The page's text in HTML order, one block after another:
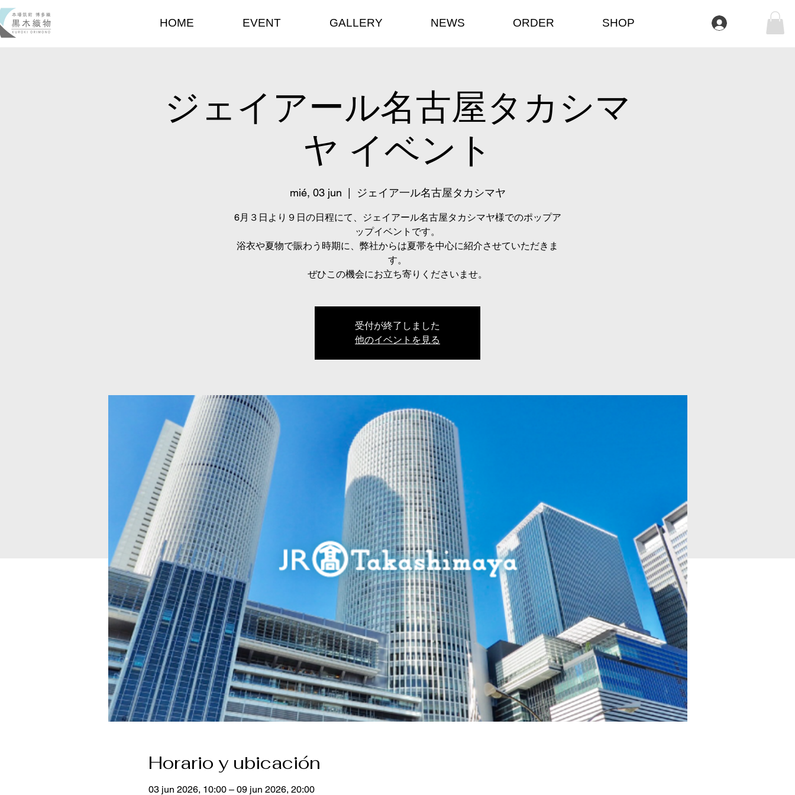
HOME EVENT GALLERY NEWS ORDER SHOP Iniciar sesión
ジェイアール名古屋タカシマ
ヤ イベント
mié, 03 jun ジェイア一ル名古屋タカシマヤ
6月３日より９日の日程にて、ジェイアール名古屋タカシマヤ様でのポップア
ップイベントです。
浴衣や夏物で賑わう時期に、弊社からは夏帯を中心に紹介させていただきま
す。
ぜひこの機会にお立ち寄りくださいませ。
受付が終了しました
他のイベントを見る
Horario y ubicación
03 jun 2026, 10:00 – 09 jun 2026, 20:00